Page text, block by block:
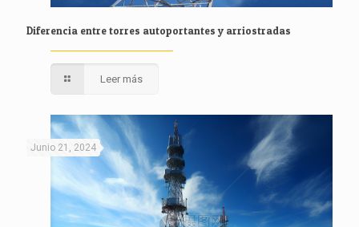
Diferencia entre torres autoportantes y arriostradas
Leer más
Junio 21, 2024